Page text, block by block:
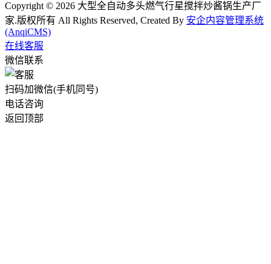
Copyright © 2026 大型全自动多头燃气行星搅拌炒酱锅生产厂
家.版权所有 All Rights Reserved, Created By 安企内容管理系统
(AnqiCMS)
在线客服
微信联系
扫码加微信(手机同号)
电话咨询
返回顶部